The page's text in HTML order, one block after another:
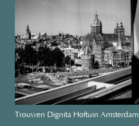
Trouwen Dignita Hoftuin Amsterdam